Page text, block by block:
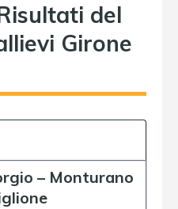
del
Girone
– Monturano